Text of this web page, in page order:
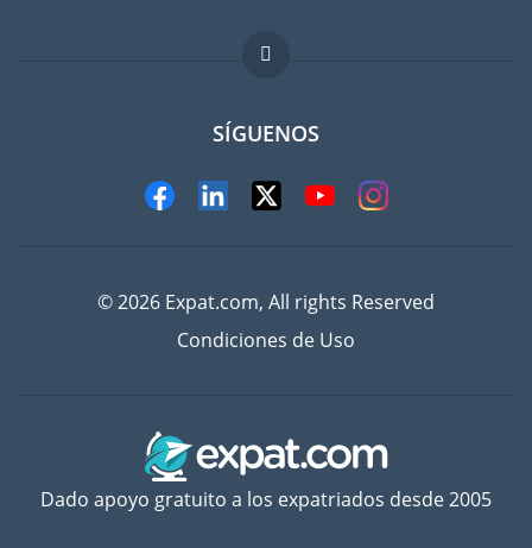
Trabajos en el extranjero
FAQ
SÍGUENOS
© 2026 Expat.com, All rights Reserved
Condiciones de Uso
Dado apoyo gratuito a los expatriados desde 2005